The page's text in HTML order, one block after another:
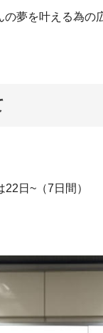
夢を叶える為の
日~（7日間）